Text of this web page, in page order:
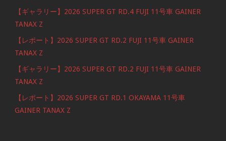
【ギャラリー】2026 SUPER GT RD.4 FUJI 11号車 GAINER
TANAX Z
【レポート】2026 SUPER GT RD.2 FUJI 11号車 GAINER
TANAX Z
【ギャラリー】2026 SUPER GT RD.2 FUJI 11号車 GAINER
TANAX Z
【レポート】2026 SUPER GT RD.1 OKAYAMA 11号車
GAINER TANAX Z